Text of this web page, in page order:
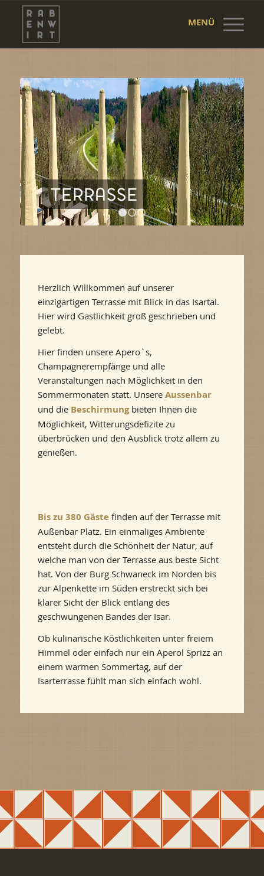
MENÜ
1 2 3
TERRASSE
Herzlich Willkommen auf unserer
einzigartigen Terrasse mit Blick in das Isartal.
Hier wird Gastlichkeit groß geschrieben und
gelebt.
Hier finden unsere Apero`s,
Champagnerempfänge und alle
Veranstaltungen nach Möglichkeit in den
Sommermonaten statt. Unsere Aussenbar
und die Beschirmungbieten Ihnen die
Möglichkeit, Witterungsdefizite zu
überbrücken und den Ausblick trotz allem zu
genießen.
Bis zu 380 Gästefinden auf der Terrasse mit
Außenbar Platz. Ein einmaliges Ambiente
entsteht durch die Schönheit der Natur, auf
welche man von der Terrasse aus beste Sicht
hat. Von der Burg Schwaneck im Norden bis
zur Alpenkette im Süden erstreckt sich bei
klarer Sicht der Blick entlang des
geschwungenen Bandes der Isar.
Ob kulinarische Köstlichkeiten unter freiem
Himmel oder einfach nur ein Aperol Sprizz an
einem warmen Sommertag, auf der
Isarterrasse fühlt man sich einfach wohl.